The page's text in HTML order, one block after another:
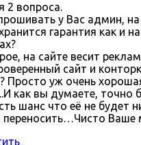
2 вопроса.
у Вас админ,
гарантия как и
на сайте весит
сайт и
Просто уж очень
как вы думаете, точно
шанс что её не будет
переносить…Чисто Ваше